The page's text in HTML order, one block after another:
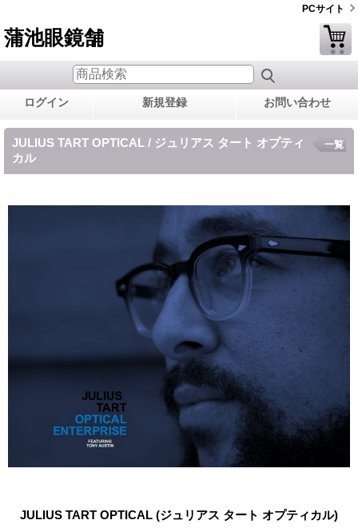
PCサイト
蒲池眼鏡舗
ログイン 新規登録 お問い合わせ
JULIUS TART OPTICAL / ジュリアス タート オプティ
カル
JULIUS TART OPTICAL (ジュリアス タート オプティカル)
一覧